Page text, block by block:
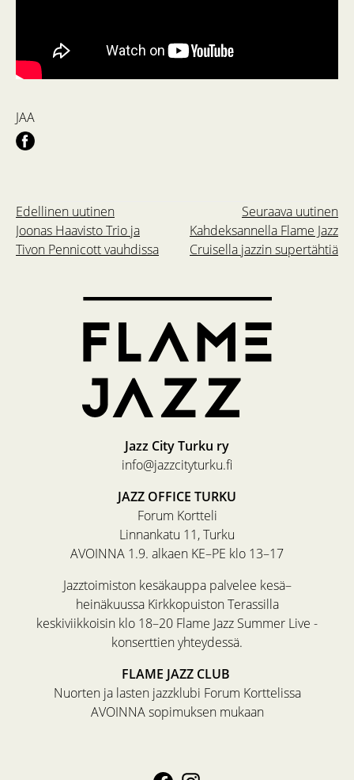
JAA
Seuraava uutinen
Kahdeksannella Flame Jazz
Cruisella jazzin supertähtiä
Edellinen uutinen
Joonas Haavisto Trio ja
Tivon Pennicott vauhdissa
Jazz City Turku ry
info@jazzcityturku.fi
JAZZ OFFICE TURKU
Forum Kortteli
Linnankatu 11, Turku
AVOINNA 1.9. alkaen KE–PE klo 13–17
Jazztoimiston kesäkauppa palvelee kesä–
heinäkuussa Kirkkopuiston Terassilla
keskiviikkoisin klo 18–20 Flame Jazz Summer Live -
konserttien yhteydessä.
FLAME JAZZ CLUB
Nuorten ja lasten jazzklubi Forum Korttelissa
AVOINNA sopimuksen mukaan